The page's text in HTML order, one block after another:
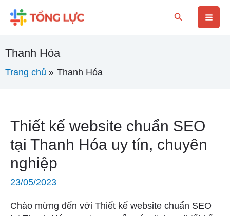
Tìm
Thanh Hóa
Trang chủ Thanh Hóa
Thiết kế website chuẩn SEO
tại Thanh Hóa uy tín, chuyên
nghiệp
23/05/2023
Chào mừng đến với Thiết kế website chuẩn SEO
Thiết
website
chuẩn
SEO
tại
Thanh
Hóa